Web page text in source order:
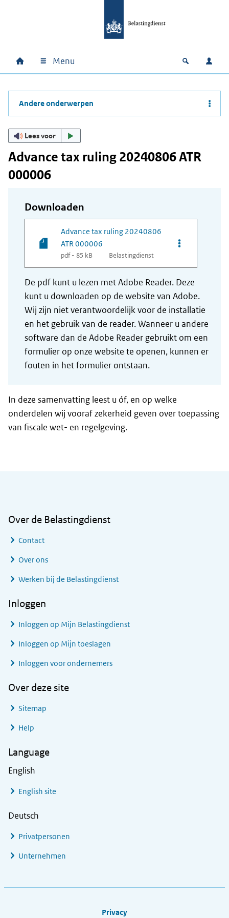
Hoofdnavigatie
Home Menu Open
Andere onderwerpen
Lees voor
Advance tax ruling 20240806 ATR
000006
Downloaden
Advance tax ruling 20240806
ATR 000006
pdf - 85 kB Belastingdienst
Opties van
De pdf kunt u lezen met Adobe Reader. Deze
kunt u downloaden op de website van Adobe.
Wij zijn niet verantwoordelijk voor de installatie
en het gebruik van de reader. Wanneer u andere
software dan de Adobe Reader gebruikt om een
formulier op onze website te openen, kunnen er
fouten in het formulier ontstaan.
In deze samenvatting leest u óf, en op welke
onderdelen wij vooraf zekerheid geven over toepassing
van fiscale wet- en regelgeving.
Over de Belastingdienst
Contact
Over ons
Werken bij de Belastingdienst
Inloggen
Inloggen op Mijn Belastingdienst
Inloggen op Mijn toeslagen
Inloggen voor ondernemers
Over deze site
Sitemap
Help
Language
English
English site
Deutsch
Privatpersonen
Unternehmen
Privacy